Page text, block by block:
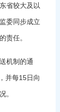
省较大及以
委同步成立
责任。
机制的通
并每15日向
。